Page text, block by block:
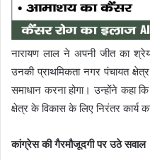
नारायण लाल ने अपनी जीत का
उनकी प्राथमिकता नगर पंचायत
समाधान करना होगा। उन्होंने कहा
क्षेत्र के विकास के लिए निरंतर कार्य
कांग्रेस की गैरमौजूदगी पर उठे सवाल